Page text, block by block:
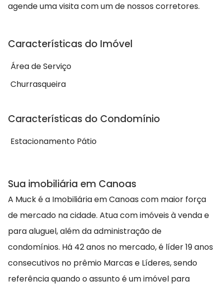
agende uma visita com um de nossos corretores.
Características do Imóvel
Área de Serviço
Churrasqueira
Características do Condomínio
Estacionamento Pátio
Sua imobiliária em Canoas
A Muck é a Imobiliária em Canoas com maior força
de mercado na cidade. Atua com imóveis à venda e
para aluguel, além da administração de
condomínios. Há 42 anos no mercado, é líder 19 anos
consecutivos no prêmio Marcas e Líderes, sendo
referência quando o assunto é um imóvel para